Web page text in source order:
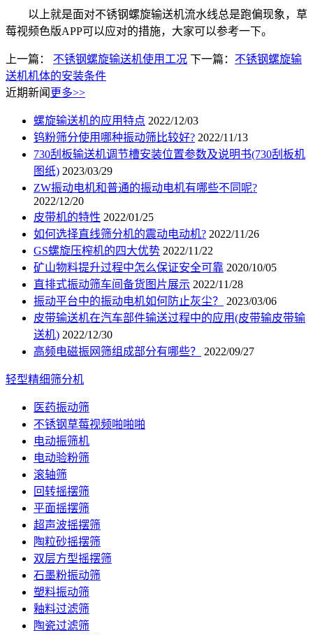
以上就是面对不锈钢螺旋输送机流水线总是跑偏现象，草
莓视频色版APP可以应对的措施，大家可以参考一下。
上一篇： 不锈钢螺旋输送机使用工况 下一篇： 不锈钢螺旋输
送机机体的安装条件
近期新闻 更多>>
螺旋输送机的应用特点 2022/12/03
钨粉筛分使用哪种振动筛比较好? 2022/11/13
730刮板输送机调节槽安装位置参数及说明书(730刮板机
图纸) 2023/03/29
ZW振动电机和普通的振动电机有哪些不同呢?
2022/12/20
皮带机的特性 2022/01/25
如何选择直线筛分机的震动电动机? 2022/11/26
GS螺旋压榨机的四大优势 2022/11/22
矿山物料提升过程中怎么保证安全可靠 2020/10/05
直排式振动筛车间备货图片展示 2022/11/28
振动平台中的振动电机如何防止灰尘？
2023/03/06
皮带输送机在汽车部件输送过程中的应用(皮带输皮带输
送机) 2022/12/30
高频电磁振网筛组成部分有哪些？
2022/09/27
轻型精细筛分机
医药振动筛
不锈钢草莓视频啪啪啪
电动振筛机
电动验粉筛
滚轴筛
回转摇摆筛
平面摇摆筛
超声波摇摆筛
陶粒砂摇摆筛
双层方型摇摆筛
石墨粉振动筛
塑料振动筛
釉料过滤筛
陶瓷过滤筛